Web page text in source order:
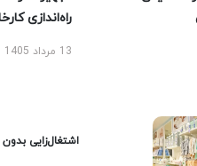
راه‌اندازی
13 مرداد 1405
اشتغال‌زایی بدون